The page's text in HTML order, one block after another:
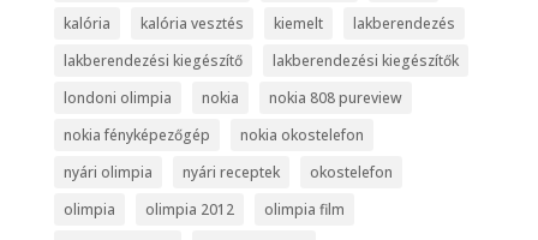
kalória
kalória vesztés kiemelt
lakberendezés
lakberendezési kiegészítő
lakberendezési kiegészítők
londoni olimpia
nokia
nokia 808 pureview
nokia fényképezőgép
nokia okostelefon
nyári olimpia
nyári receptek
okostelefon
olimpia
olimpia 2012
olimpia film